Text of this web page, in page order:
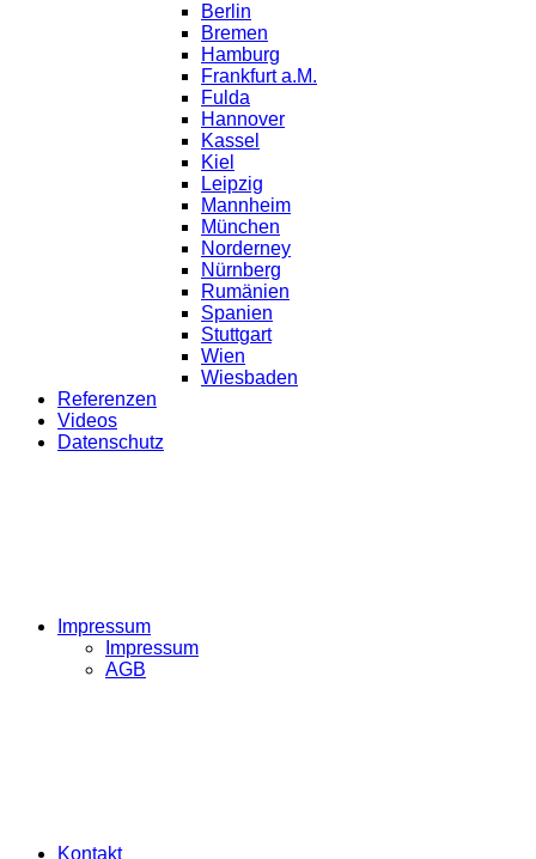
Berlin
Bremen
Hamburg
Frankfurt a.M.
Fulda
Hannover
Kassel
Kiel
Leipzig
Mannheim
München
Norderney
Nürnberg
Rumänien
Spanien
Stuttgart
Wien
Wiesbaden
Referenzen
Videos
Datenschutz
Impressum
Impressum
AGB
Kontakt